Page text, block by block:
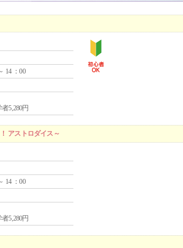
14 ：00
5,280円
アストロダイス～
14 ：00
5,280円